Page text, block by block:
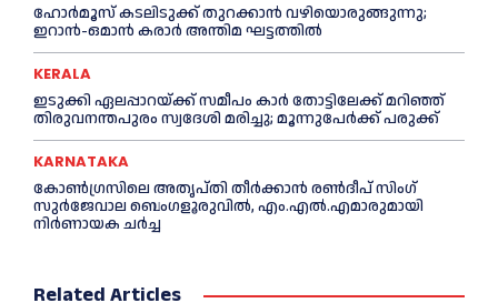
ഹോർമൂസ് കടലിടുക്ക് തുറക്കാൻ വഴിയൊരുങ്ങുന്നു;
ഇറാൻ-ഒമാൻ കരാർ അന്തിമ ഘട്ടത്തിൽ
KERALA
ഇടുക്കി ഏലപ്പാറയ്ക്ക് സമീപം കാര്‍ തോട്ടിലേക്ക് മറിഞ്ഞ്
തിരുവനന്തപുരം സ്വദേശി മരിച്ചു; മൂന്നുപേര്‍ക്ക് പരുക്ക്
KARNATAKA
കോൺഗ്രസിലെ അതൃപ്തി തീർക്കാൻ രൺദീപ് സിംഗ്
സുര്‍ജേവാല ബെംഗളൂരുവിൽ, എം.എൽ.എമാരുമായി
നിർണായക ചർച്ച
Related Articles